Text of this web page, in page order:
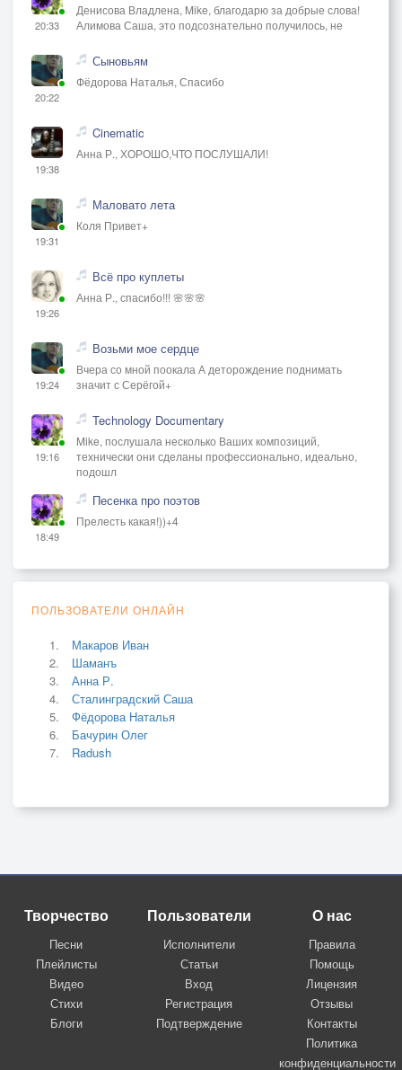
20:33
Денисова Владлена, Mike, благодарю за добрые слова!
Алимова Саша, это подсознательно получилось, не
20:22
Сыновьям
Фёдорова Наталья, Спасибо
19:38
Cinematic
Анна Р., ХОРОШО,ЧТО ПОСЛУШАЛИ!
19:31
Маловато лета
Коля Привет+
19:26
Всё про куплеты
Анна Р., спасибо!!! 🌸🌸🌸
19:24
Возьми мое сердце
Вчера со мной поокала А деторождение поднимать
значит с Серёгой+
19:16
Technology Documentary
Mike, послушала несколько Ваших композиций,
технически они сделаны профессионально, идеально,
подошл
18:49
Песенка про поэтов
Прелесть какая!))+4
ПОЛЬЗОВАТЕЛИ ОНЛАЙН
Макаров Иван
Шаманъ
Анна Р.
Сталинградский Саша
Фёдорова Наталья
Бачурин Олег
Radush
Творчество
Песни
Плейлисты
Видео
Стихи
Блоги
Пользователи
Исполнители
Статьи
Вход
Регистрация
Подтверждение
О нас
Правила
Помощь
Лицензия
Отзывы
Контакты
Политика
конфиденциальности